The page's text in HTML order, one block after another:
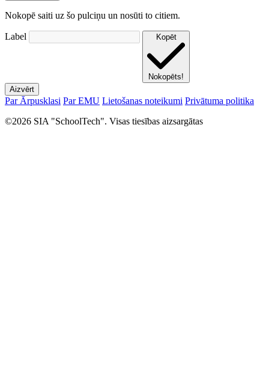
Nokopē saiti uz šo pulciņu un nosūti to citiem.
Label Kopēt
Nokopēts!
Aizvērt
Par Ārpusklasi Par EMU Lietošanas noteikumi Privātuma politika
©2026 SIA "SchoolTech". Visas tiesības aizsargātas